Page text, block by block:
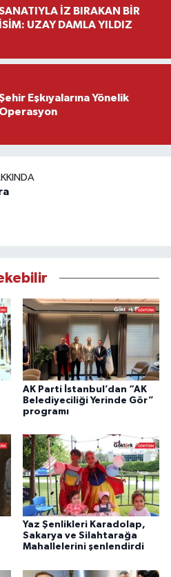
İZ BIRAKAN BİR
İSİM: UZAY DAMLA YILDIZ
Eşkıyalarına Yönelik
Operasyon
AK Parti İstanbul’dan “AK
Belediyeciliği Yerinde Gör”
programı
Yaz Şenlikleri Karadolap,
Sakarya ve Silahtarağa
Mahallelerini şenlendirdi